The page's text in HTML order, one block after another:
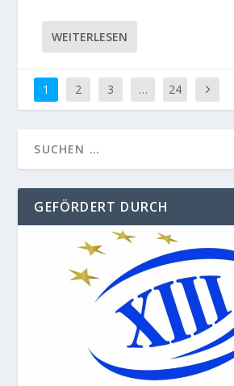
WEITERLESEN
1 2 3 … 24
GEFÖRDERT DURCH